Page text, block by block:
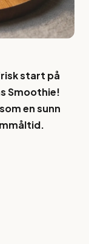
start på
Smoothie!
en sunn